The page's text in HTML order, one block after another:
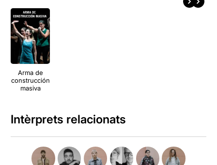
Arma de
construcción
masiva
Intèrprets relacionats